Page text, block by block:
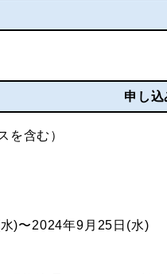
申し
を含む）
)〜2024年9月25日(水)